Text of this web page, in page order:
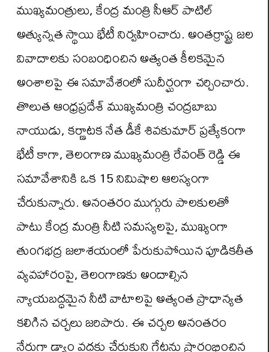
ముఖ్యమంత్రులు, కేంద్ర మంత్రి సీఆర్ పాటిల్
అత్యున్నత స్థాయి భేటీ నిర్వహించారు. అంతర్రాష్ట్ర జల
వివాదాలకు సంబంధించిన అత్యంత కీలకమైన
అంశాలపై ఈ సమావేశంలో సుదీర్ఘంగా చర్చించారు.
తొలుత ఆంధ్రప్రదేశ్ ముఖ్యమంత్రి చంద్రబాబు
నాయుడు, కర్ణాటక నేత డీకే శివకుమార్ ప్రత్యేకంగా
భేటీ కాగా, తెలంగాణ ముఖ్యమంత్రి రేవంత్ రెడ్డి ఈ
సమావేశానికి ఒక 15 నిమిషాల ఆలస్యంగా
చేరుకున్నారు. అనంతరం ముగ్గురు పాలకులతో
పాటు కేంద్ర మంత్రి నీటి సమస్యలపై, ముఖ్యంగా
తుంగభద్ర జలాశయంలో పేరుకుపోయిన పూడికతీత
వ్యవహారంపై, తెలంగాణకు అందాల్సిన
న్యాయబద్ధమైన నీటి వాటాలపై అత్యంత ప్రాధాన్యత
కలిగిన చర్చలు జరిపారు. ఈ చర్చల అనంతరం
నేరుగా డ్యాం వద్దకు చేరుకుని గేట్లను ప్రారంభించిన